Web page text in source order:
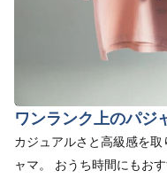
ワンランク上のパジ
カジュアルさと高級感を
ャマ。 おうち時間にもおす